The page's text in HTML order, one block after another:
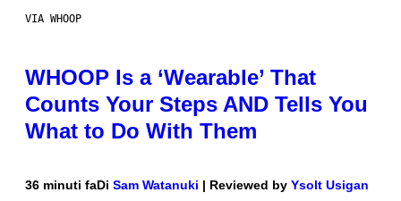
VIA WHOOP
WHOOP Is a ‘Wearable’ That
Counts Your Steps AND Tells You
What to Do With Them
36 minuti faDi Sam Watanuki | Reviewed by Ysolt Usigan